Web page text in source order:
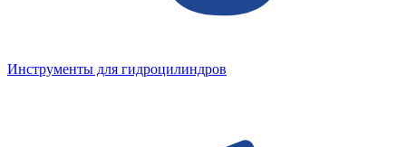
Инструменты для гидроцилиндров